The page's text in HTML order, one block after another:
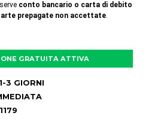
conto bancario o carta di debito
prepagate non accettate.
GRATUITA ATTIVA
3 GIORNI